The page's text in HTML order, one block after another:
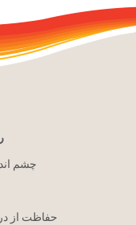
2030 چشم
حفاظت از